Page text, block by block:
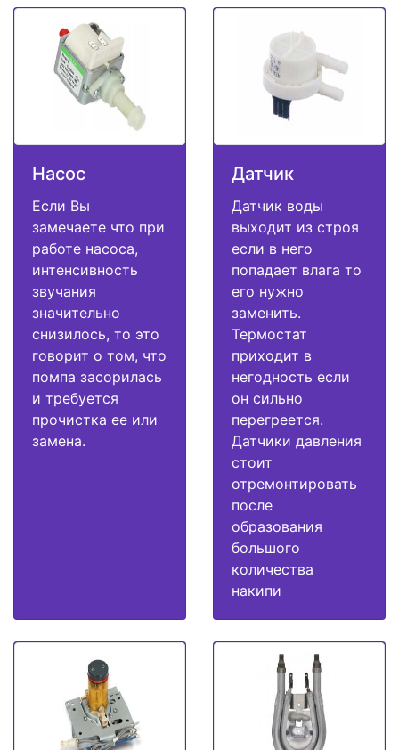
Насос
Если Вы
замечаете что при
работе насоса,
интенсивность
звучания
значительно
снизилось, то это
говорит о том, что
помпа засорилась
и требуется
прочистка ее или
замена.
Датчик
Датчик воды
выходит из строя
если в него
попадает влага то
его нужно
заменить.
Термостат
приходит в
негодность если
он сильно
перегреется.
Датчики давления
стоит
отремонтировать
после
образования
большого
количества
накипи